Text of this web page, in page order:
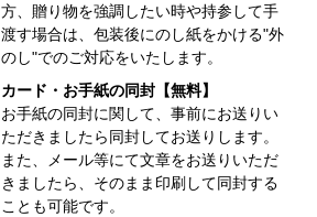
方、贈り物を強調したい時や持参して手
渡す場合は、包装後にのし紙をかける"外
のし"でのご対応をいたします。
カード・お手紙の同封【無料】
お手紙の同封に関して、事前にお送りい
ただきましたら同封してお送りします。
また、メール等にて文章をお送りいただ
きましたら、そのまま印刷して同封する
ことも可能です。